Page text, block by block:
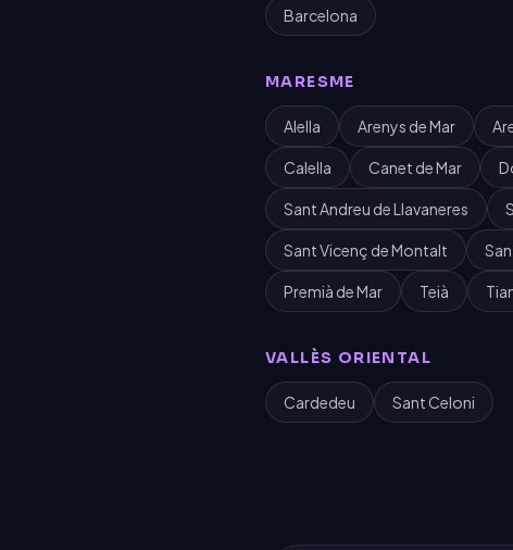
Barcelona
MARESME
Alella Arenys de Mar
Calella Canet de Mar
Sant Andreu de Llavaneres
Sant Vicenç de Montalt
Premià de Mar Teià
VALLÈS ORIENTAL
Cardedeu Sant Celoni